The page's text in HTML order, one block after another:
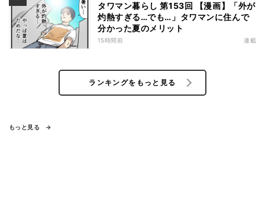
タワマン暮らし 第153回 【漫画】「外が
灼熱すぎる…でも…」タワマンに住んで
分かった夏のメリット
15時間前 連載
ランキングをもっと見る
もっと見る